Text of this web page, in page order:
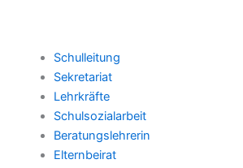
Schulleitung
Sekretariat
Lehrkräfte
Schulsozialarbeit
Beratungslehrerin
Elternbeirat